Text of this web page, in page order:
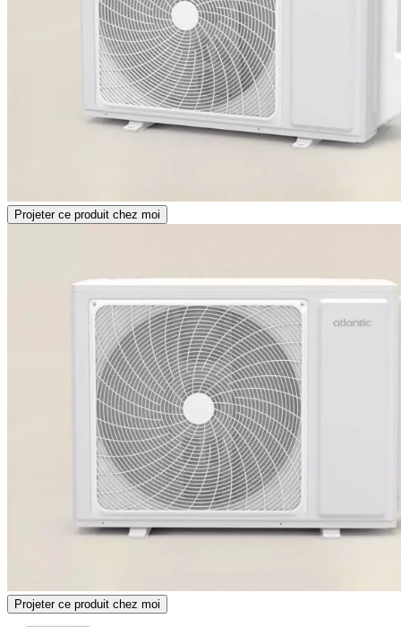
Projeter ce produit chez moi
Projeter ce produit chez moi